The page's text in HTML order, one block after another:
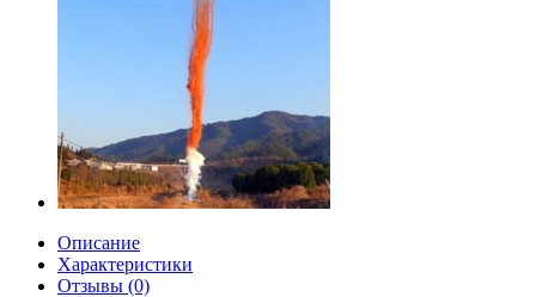
Описание
Характеристики
Отзывы (0)